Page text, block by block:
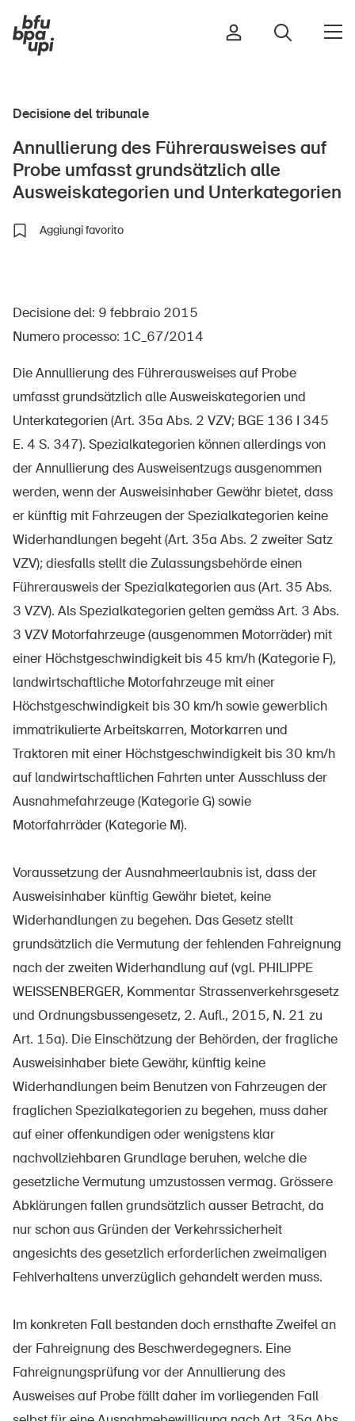
Sport e attività fisica
UPI – chi siamo
Media
Sinus Plus
Campagne
Posti vacanti
Ordinare & scaricare materiali
Corsi ed eventi
Approfondimenti giuridici
Delegate e delegati alla sicurezza e Comuni
Contatto e consulenza
Decisione del tribunale
Annullierung des Führerausweises auf
Probe umfasst grundsätzlich alle
Ausweiskategorien und Unterkategorien
Aggiungi favorito
Decisione del: 9 febbraio 2015
Numero processo: 1C_67/2014
Die Annullierung des Führerausweises auf Probe
umfasst grundsätzlich alle Ausweiskategorien und
Unterkategorien (Art. 35a Abs. 2 VZV; BGE 136 I 345
E. 4 S. 347). Spezialkategorien können allerdings von
der Annullierung des Ausweisentzugs ausgenommen
werden, wenn der Ausweisinhaber Gewähr bietet, dass
er künftig mit Fahrzeugen der Spezialkategorien keine
Widerhandlungen begeht (Art. 35a Abs. 2 zweiter Satz
VZV); diesfalls stellt die Zulassungsbehörde einen
Führerausweis der Spezialkategorien aus (Art. 35 Abs.
3 VZV). Als Spezialkategorien gelten gemäss Art. 3 Abs.
3 VZV Motorfahrzeuge (ausgenommen Motorräder) mit
einer Höchstgeschwindigkeit bis 45 km/h (Kategorie F),
landwirtschaftliche Motorfahrzeuge mit einer
Höchstgeschwindigkeit bis 30 km/h sowie gewerblich
immatrikulierte Arbeitskarren, Motorkarren und
Traktoren mit einer Höchstgeschwindigkeit bis 30 km/h
auf landwirtschaftlichen Fahrten unter Ausschluss der
Ausnahmefahrzeuge (Kategorie G) sowie
Motorfahrräder (Kategorie M).
Voraussetzung der Ausnahmeerlaubnis ist, dass der
Ausweisinhaber künftig Gewähr bietet, keine
Widerhandlungen zu begehen. Das Gesetz stellt
grundsätzlich die Vermutung der fehlenden Fahreignung
nach der zweiten Widerhandlung auf (vgl. PHILIPPE
WEISSENBERGER, Kommentar Strassenverkehrsgesetz
und Ordnungsbussengesetz, 2. Aufl., 2015, N. 21 zu
Art. 15a). Die Einschätzung der Behörden, der fragliche
Ausweisinhaber biete Gewähr, künftig keine
Widerhandlungen beim Benutzen von Fahrzeugen der
fraglichen Spezialkategorien zu begehen, muss daher
auf einer offenkundigen oder wenigstens klar
nachvollziehbaren Grundlage beruhen, welche die
gesetzliche Vermutung umzustossen vermag. Grössere
Abklärungen fallen grundsätzlich ausser Betracht, da
nur schon aus Gründen der Verkehrssicherheit
angesichts des gesetzlich erforderlichen zweimaligen
Fehlverhaltens unverzüglich gehandelt werden muss.
Im konkreten Fall bestanden doch ernsthafte Zweifel an
der Fahreignung des Beschwerdegegners. Eine
Fahreignungsprüfung vor der Annullierung des
Ausweises auf Probe fällt daher im vorliegenden Fall